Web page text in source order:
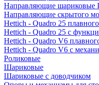
Направляющие шариковые
Направляющие скрытого
Hettich - Quadro 25
Hettich - Quadro 25 с
Hettich - Quadro V6
Hettich - Quadro V6 с
Роликовые
Шариковые
Шариковые с доводчиком